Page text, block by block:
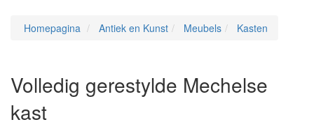
Homepagina Antiek en Kunst Meubels Kasten
Volledig gerestylde Mechelse
kast